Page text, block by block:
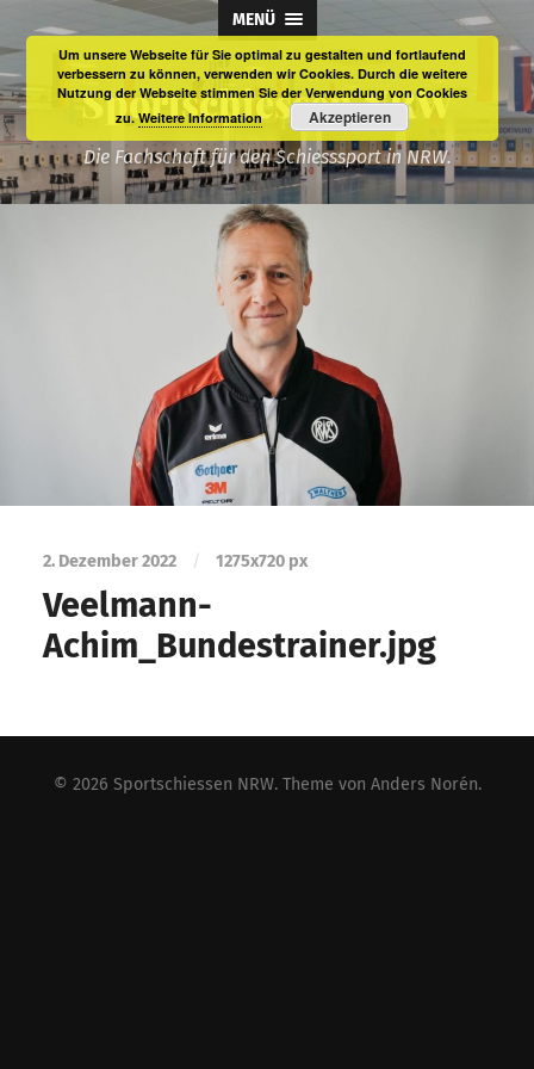
MENÜ
Sportschiessen NRW
Die Fachschaft für den Schiesssport in NRW.
2. Dezember 2022 / 1275x720 px
Veelmann-
Achim_Bundestrainer.jpg
© 2026 Sportschiessen NRW. Theme von Anders Norén.
Um unsere Webseite für Sie optimal zu gestalten und fortlaufend
verbessern zu können, verwenden wir Cookies. Durch die weitere
Nutzung der Webseite stimmen Sie der Verwendung von Cookies
zu.Weitere Information Akzeptieren